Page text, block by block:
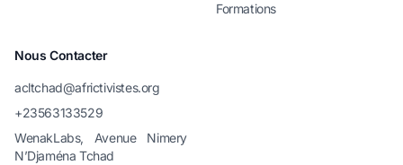
Formations
Nous Contacter
acltchad@africtivistes.org
+23563133529
WenakLabs, Avenue Nimery
N’Djaména Tchad